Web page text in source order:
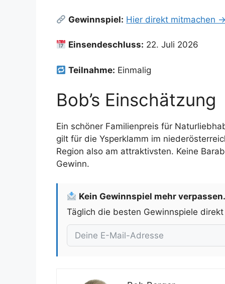
Gewinnspiel: Hier direkt mitmachen →
Einsendeschluss: 22. Juli 2026
Teilnahme: Einmalig
Bob’s Einschätzung
Ein schöner Familienpreis für
gilt für die Ysperklamm im
Region also am attraktivsten. Keine
Gewinn.
Kein Gewinnspiel mehr verpassen.
Täglich die besten Gewinnspiele